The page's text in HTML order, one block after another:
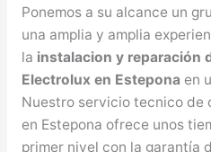
Ponemos a su alcance un
una amplia y amplia
la instalacion y reparación
Electrolux en Estepona en
Nuestro servicio tecnico de
en Estepona ofrece unos
primer nivel con la garantía